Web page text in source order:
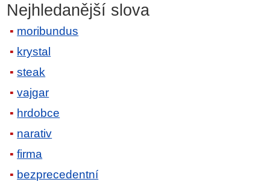
Nejhledanější slova
moribundus
krystal
steak
vajgar
hrdobce
narativ
firma
bezprecedentní